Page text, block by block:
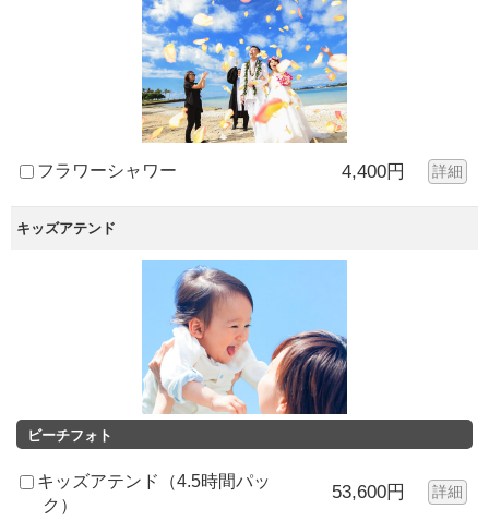
フラワーシャワー 4,400円 詳細
キッズアテンド
ビーチフォト
キッズアテンド（4.5時間パッ
ク）
53,600円 詳細